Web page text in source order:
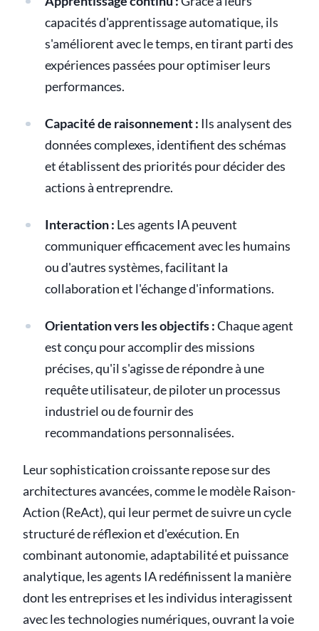
capacités d'apprentissage automatique, ils
s'améliorent avec le temps, en tirant parti des
expériences passées pour optimiser leurs
performances.
Capacité de raisonnement : Ils analysent des
données complexes, identifient des schémas
et établissent des priorités pour décider des
actions à entreprendre.
Interaction : Les agents IA peuvent
communiquer efficacement avec les humains
ou d'autres systèmes, facilitant la
collaboration et l'échange d'informations.
Orientation vers les objectifs :Chaque agent
est conçu pour accomplir des missions
précises, qu'il s'agisse de répondre à une
requête utilisateur, de piloter un processus
industriel ou de fournir des
recommandations personnalisées.
Leur sophistication croissante repose sur des
architectures avancées, comme le modèle Raison-
Action (ReAct), qui leur permet de suivre un cycle
structuré de réflexion et d'exécution. En
combinant autonomie, adaptabilité et puissance
analytique, les agents IA redéfinissent la manière
dont les entreprises et les individus interagissent
avec les technologies numériques, ouvrant la voie